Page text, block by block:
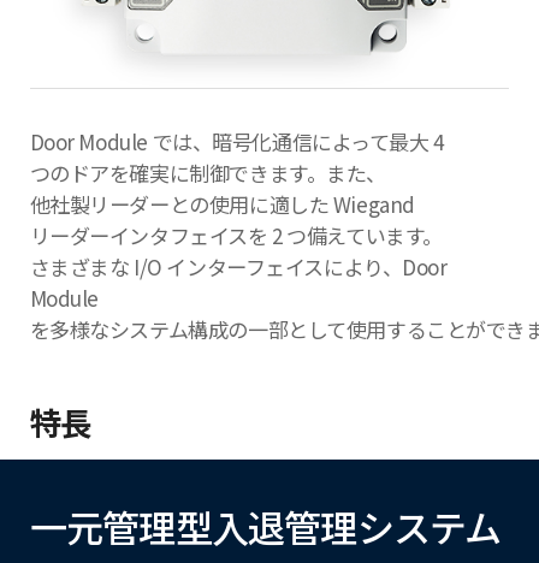
Door Module では、暗号化通信によって最大 4
つのドアを確実に制御できます。また、
他社製リーダーとの使用に適した Wiegand
リーダーインタフェイスを 2 つ備えています。
さまざまな I/O インターフェイスにより、Door
Module
を多様なシステム構成の一部として使用することができ
特長
一元管理型入退管理システム